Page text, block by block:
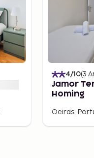
4/10(3
Jamor
Homing
Oeiras,